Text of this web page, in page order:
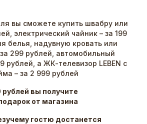
вы сможете купить швабру или
электрический чайник – за 199
белья, надувную кровать или
299 рублей, автомобильный
рублей, а ЖК-телевизор LEBEN с
– за 2 999 рублей
рублей вы получите
от магазина
гостю достанется